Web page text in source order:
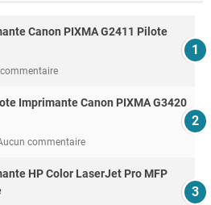
Canon PIXMA G2411 Pilote
Imprimante Canon PIXMA G3420
commentaire
HP Color LaserJet Pro MFP